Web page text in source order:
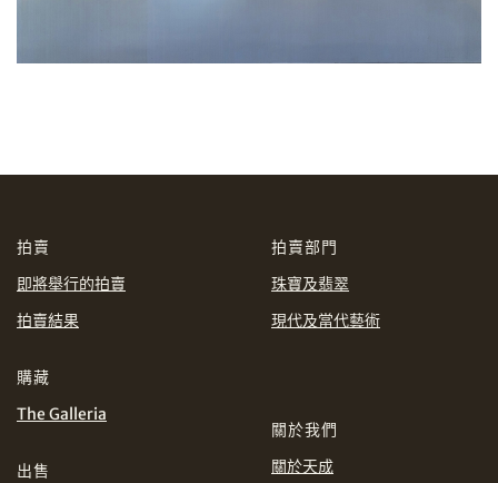
拍賣
即將舉行的拍賣
拍賣結果
購藏
The Galleria
出售
拍賣部門
珠寶及翡翠
現代及當代藝術
關於我們
關於天成